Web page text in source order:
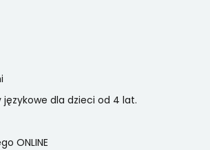
językowe dla dzieci od 4 lat.
ONLINE